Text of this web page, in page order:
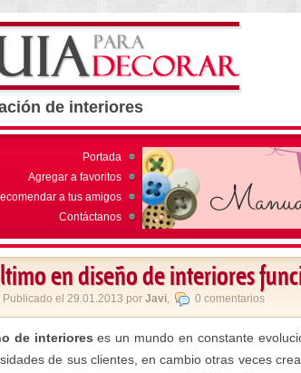
de interiores
Portada
Agregar a favoritos
a tus amigos
Contáctanos
en diseño de interiores
Publicado el 29.01.2013 por Javi, 0 comentarios
de interiores es un mundo en constante
de sus clientes, en cambio otras veces